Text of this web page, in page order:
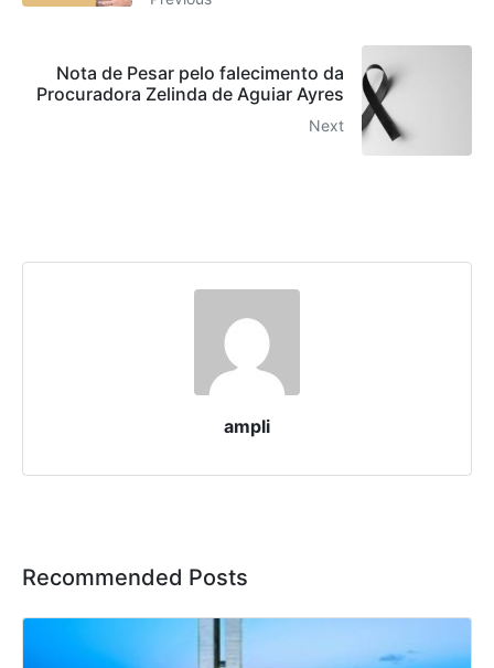
Nota de Pesar pelo falecimento da
Procuradora Zelinda de Aguiar Ayres
Next
ampli
Recommended Posts